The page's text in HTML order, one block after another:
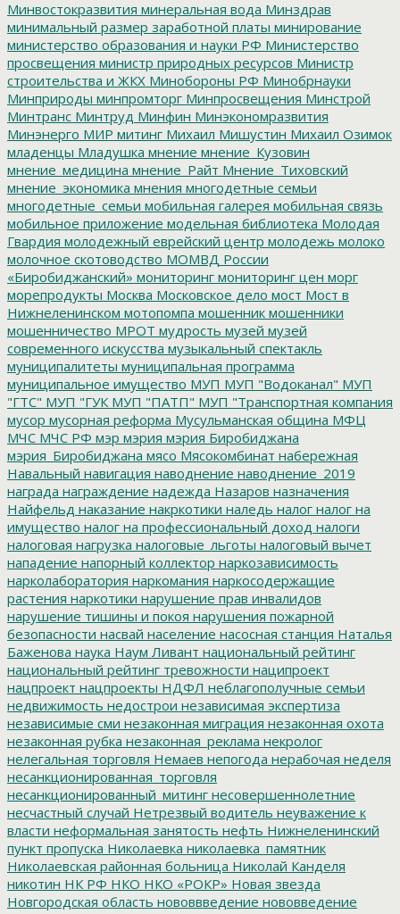
Минвостокразвития минеральная вода Минздрав
минимальный размер заработной платы минирование
министерство образования и науки РФ Министерство
просвещения министр природных ресурсов Министр
строительства и ЖКХ Минобороны РФ Минобрнауки
Минприроды минпромторг Минпросвещения Минстрой
Минтранс Минтруд Минфин Минэкономразвития
Минэнерго МИР митинг Михаил Мишустин Михаил Озимок
младенцы Младушка мнение мнение_Кузовин
мнение_медицина мнение_Райт Мнение_Тиховский
мнение_экономика мнения многодетные семьи
многодетные_семьи мобильная галерея мобильная связь
мобильное приложение модельная библиотека Молодая
Гвардия молодежный еврейский центр молодежь молоко
молочное скотоводство МОМВД России
«Биробиджанский» мониторинг мониторинг цен морг
морепродукты Москва Московское дело мост Мост в
Нижнеленинском мотопомпа мошенник мошенники
мошенничество МРОТ мудрость музей музей
современного искусства музыкальный спектакль
муниципалитеты муниципальная программа
муниципальное имущество МУП МУП "Водоканал" МУП
"ГТС" МУП "ГУК МУП "ПАТП" МУП "Транспортная компания
мусор мусорная реформа Мусульманская община МФЦ
МЧС МЧС РФ мэр мэрия мэрия Биробиджана
мэрия_Биробиджана мясо Мясокомбинат набережная
Навальный навигация наводнение наводнение_2019
награда награждение надежда Назаров назначения
Найфельд наказание накркотики наледь налог налог на
имущество налог на профессиональный доход налоги
налоговая нагрузка налоговые_льготы налоговый вычет
нападение напорный коллектор наркозависимость
нарколаборатория наркомания наркосодержащие
растения наркотики нарушение прав инвалидов
нарушение тишины и покоя нарушения пожарной
безопасности насвай население насосная станция Наталья
Баженова наука Наум Ливант национальный рейтинг
национальный рейтинг тревожности наципроект
нацпроект нацпроекты НДФЛ неблагополучные семьи
недвижимость недострои независимая экспертиза
независимые сми незаконная миграция незаконная охота
незаконная рубка незаконная_реклама некролог
нелегальная торговля Немаев непогода нерабочая неделя
несанкционированная_торговля
несанкционированный_митинг несовершеннолетние
несчастный случай Нетрезвый водитель неуважение к
власти неформальная занятость нефть Нижнеленинский
пункт пропуска Николаевка николаевка_памятник
Николаевская районная больница Николай Канделя
никотин НК РФ НКО НКО «РОКР» Новая звезда
Новгородская область нововвведение нововведение